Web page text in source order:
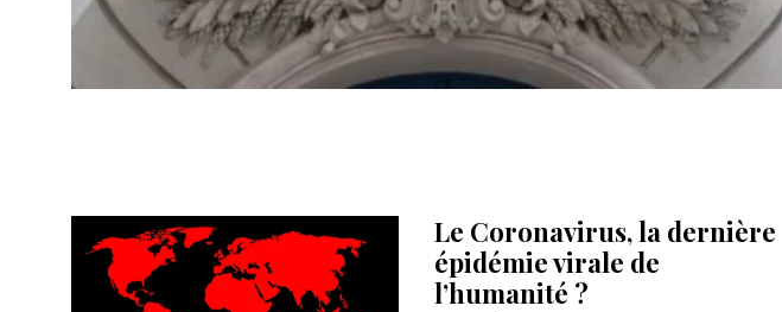
Le Coronavirus, la dernière
épidémie virale de
l’humanité ?